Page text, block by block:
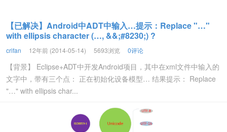
【已解决】Android中ADT中输入…提示：Replace "…"
with ellipsis character (…, &&;#8230;) ?
crifan 12年前 (2014-05-14) 5693浏览 0评论
【背景】 Eclipse+ADT中开发Android项目，其中在xml文件中输入的
文字中，带有三个点： 正在初始化设备模型… 结果提示： Replace
"…" with ellipsis char...